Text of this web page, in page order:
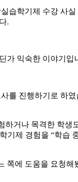
습학기제 수강 사
.
가 익숙한 이야기입
를 진행하기로 하
하거나 목격한 학생
기제 경험을 “학습
쪽에 도움을 요청해